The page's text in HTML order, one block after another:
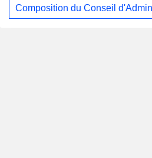
Composition du Conseil